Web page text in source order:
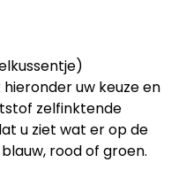
uw keuze en
zelfinktende
u ziet wat er op de
rood of groen.